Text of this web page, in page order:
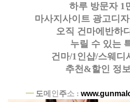
하루 방문자 1
마사지사이트 광고디
오직 건마에반하
누릴 수 있는
건마/1인샵/스웨디
추천&할인 정
━ 도메 인 주소 :